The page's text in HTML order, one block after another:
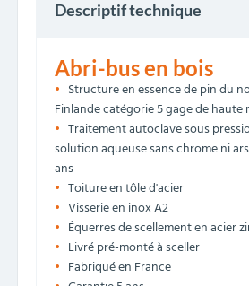
Descriptif technique
Abri-bus en bois
Structure en essence de pin du
Finlande catégorie 5 gage de haute
Traitement autoclave sous
solution aqueuse sans chrome ni
ans
Toiture en tôle d'acier
Visserie en inox A2
Équerres de scellement en acier
Livré pré-monté à sceller
Fabriqué en France